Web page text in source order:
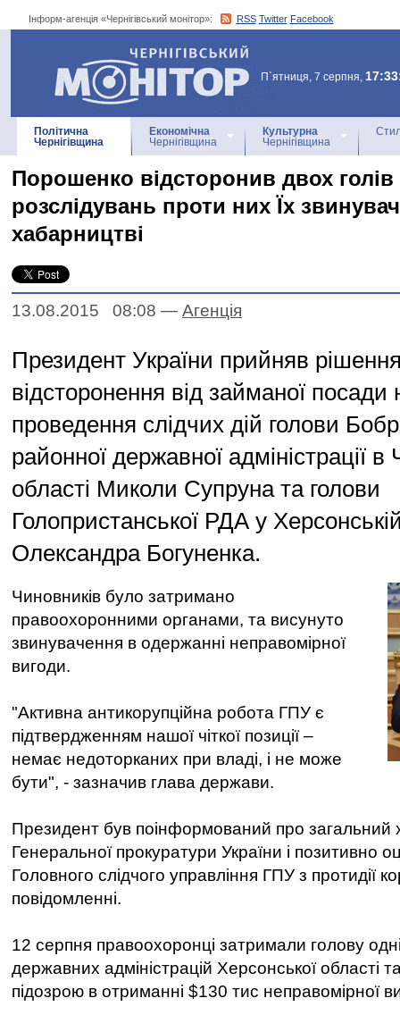
Інформ-агенція «Чернігівський монітор»: RSS Twitter Facebook
Інформ-агенція
«Чернігівський монітор»
П`ятниця, 7 серпня,
Політична
Чернігівщина
Економічна
Чернігівщина
Культурна
Чернігівщина
Порошенко відсторонив двох
розслідувань проти них Їх
хабарництві
13.08.2015 08:08 — Агенцiя
Президент України прийняв
відсторонення від займаної посади
проведення слідчих дій голови
районної державної адміністрації в
області Миколи Супруна та голови
Голопристанської РДА у
Олександра Богуненка.
Чиновників було затримано
правоохоронними органами, та висунуто
звинувачення в одержанні неправомірної
вигоди.
"Активна антикорупційна робота ГПУ є
підтвердженням нашої чіткої позиції –
немає недоторканих при владі, і не може
бути", - зазначив глава держави.
Президент був поінформований про загальний
Генеральної прокуратури України і позитивно
Головного слідчого управління ГПУ з протидії
повідомленні.
12 серпня правоохоронці затримали голову
державних адміністрацій Херсонської області
підозрою в отриманні $130 тис неправомірної